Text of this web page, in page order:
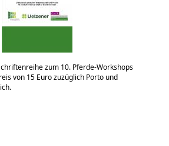
zum 10. Pferde-Workshops
von 15 Euro zuzüglich Porto und